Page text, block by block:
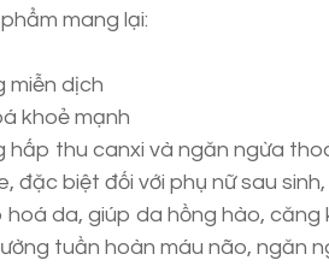
mang lại:
miễn dịch
khoẻ mạnh
hấp thu canxi và ngăn ngừa
đặc biệt đối với phụ nữ sau
hoá da, giúp da hồng hào, căng
tuần hoàn máu não, ngăn